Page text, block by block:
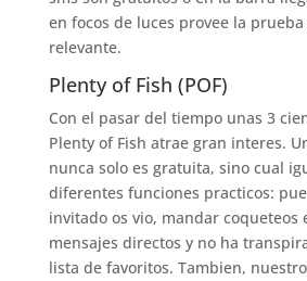
en focos de luces provee la
relevante.
Plenty of Fish (POF)
Con el pasar del tiempo unas 3
Plenty of Fish atrae gran interes.
nunca solo es gratuita, sino cual
diferentes funciones practicos:
invitado os vio, mandar coqueteos
mensajes directos y no ha
lista de favoritos. Tambien,